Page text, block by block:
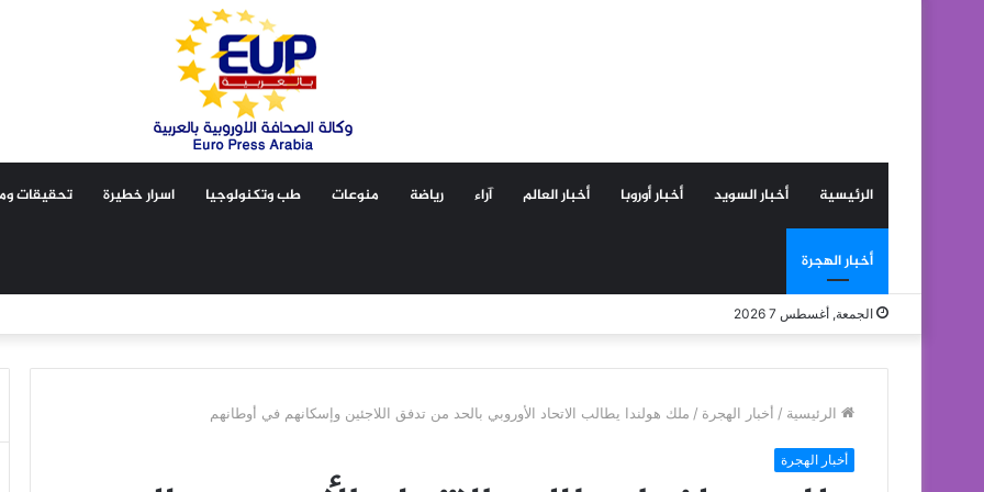
الرئيسية أخبار السويد أخبار أوروبا أخبار العالم آراء رياضة منوعات طب وتكنولوجيا اسرار خطيرة تحقيقات
أخبار الهجرة
الجمعة, أغسطس 7 2026
الرئيسية / أخبار الهجرة / ملك هولندا يطالب الاتحاد الأوروبي بالحد من تدفق اللاجئين وإسكانهم في أوطانهم
أخبار الهجرة